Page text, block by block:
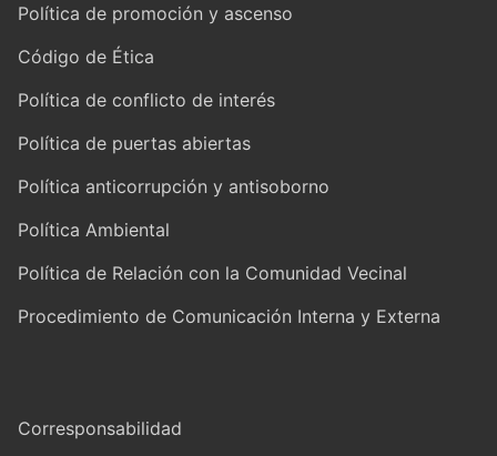
Política de promoción y ascenso
Código de Ética
Política de conflicto de interés
Política de puertas abiertas
Política anticorrupción y antisoborno
Política Ambiental
Política de Relación con la Comunidad Vecinal
Procedimiento de Comunicación Interna y Externa
Corresponsabilidad